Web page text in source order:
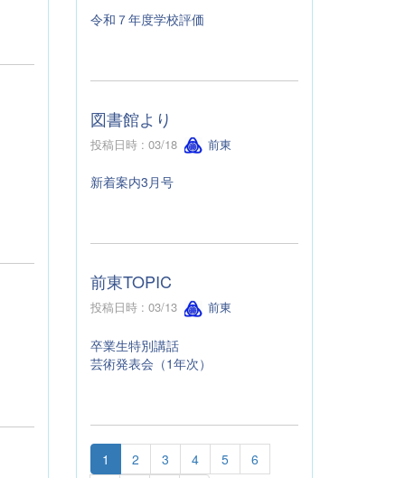
令和７年度学校評価
図書館より
投稿日時 : 03/18 前東
新着案内3月号
前東TOPIC
投稿日時 : 03/13 前東
卒業生特別講話
芸術発表会（1年次）
1 2 3 4 5
6